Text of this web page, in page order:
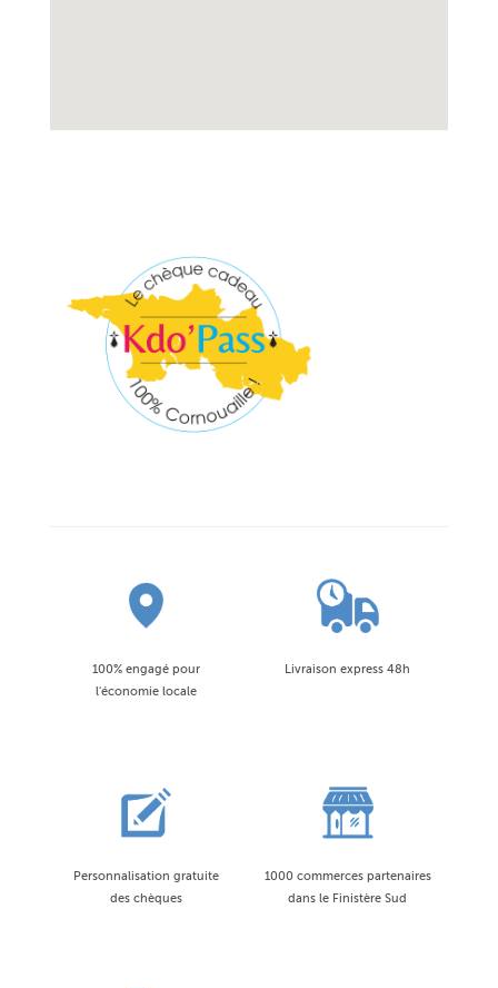
100% engagé pour
l'économie locale
Livraison express 48h
Personnalisation gratuite
des chèques
1000 commerces partenaires
dans le Finistère Sud